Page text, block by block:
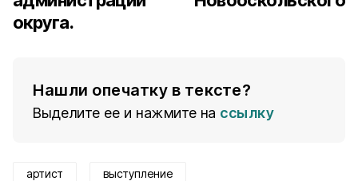
округа.
Нашли опечатку в тексте?
Выделите ее и нажмите на ссылку
артист выступление